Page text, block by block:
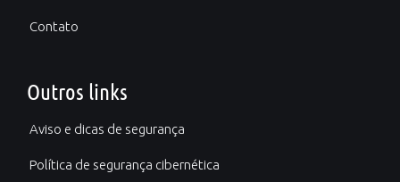
Contato
Outros links
Aviso e dicas de segurança
Política de segurança cibernética